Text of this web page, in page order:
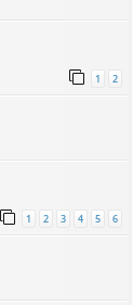
1 2
1 2 3 4 5 6